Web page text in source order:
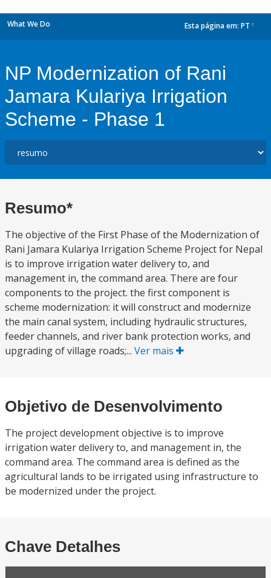
What We Do Esta página em: PT
NP Modernization of Rani
Jamara Kulariya Irrigation
Scheme - Phase 1
Resumo*
The objective of the First Phase of the Modernization of
Rani Jamara Kulariya Irrigation Scheme Project for Nepal
is to improve irrigation water delivery to, and
management in, the command area. There are four
components to the project. the first component is
scheme modernization: it will construct and modernize
the main canal system, including hydraulic structures,
feeder channels, and river bank protection works, and
upgrading of village roads;... Ver mais
Objetivo de Desenvolvimento
The project development objective is to improve
irrigation water delivery to, and management in, the
command area. The command area is defined as the
agricultural lands to be irrigated using infrastructure to
be modernized under the project.
Chave Detalhes